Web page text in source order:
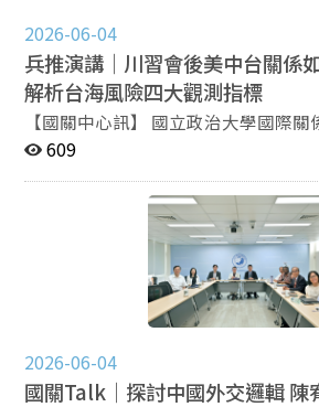
際關係研究中心、中國大陸研究中心、臺北
位：教育部大專校院人文與社會科學
2026-06-04
兵推演講｜川習會後美中台關係
解析台海風險四大觀測指標
【國關中心訊】 國立政治大學國際關係研究中心（以下簡
稱國關中心）於6月4日午間舉辦兵推
張五岳長期研究中共對台政策、兩岸
次演講聚焦於分析美中大國博弈下的
並由國關中心主任王信賢主持，吸引
先後對委內瑞拉及伊朗採取強硬行動
中，川普成功區隔「國家威脅」和「
壓力，力圖保持共和黨眾議院多數黨
川普下一步的重要戰略目標可能是推
609
2026-06-04
國關Talk｜探討中國外交邏輯 陳